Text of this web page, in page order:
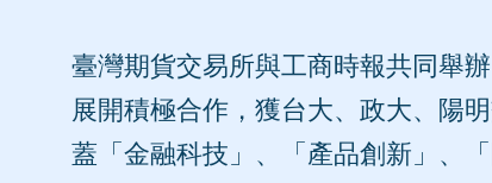
臺灣期貨交易所與工商時報共同舉
展開積極合作，獲台大、政大、陽
蓋「金融科技」、「產品創新」、